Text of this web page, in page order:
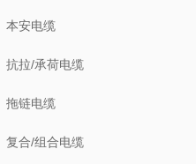
本安电缆
抗拉/承荷电缆
拖链电缆
复合/组合电缆